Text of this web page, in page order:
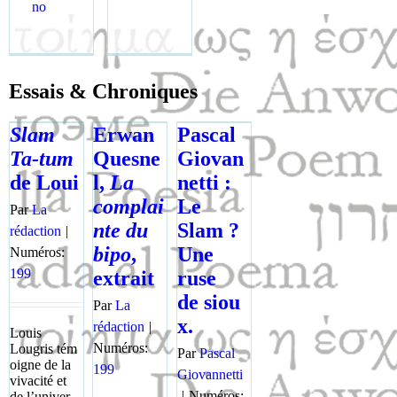
no
Essais & Chroniques
Slam
Ta-tum
de Loui
ParLa
rédaction |
Numéros:
199
Louis
Lougris tém
oigne de la
vivac­ité et
Erwan
Quesne
l,La
complai
nte du
bipo,
extrait
ParLa
rédaction |
Numéros:
199
Pascal
Giovan
netti :
Le
Slam ?
Une
ruse
de siou
x.
ParPascal
Giovannetti